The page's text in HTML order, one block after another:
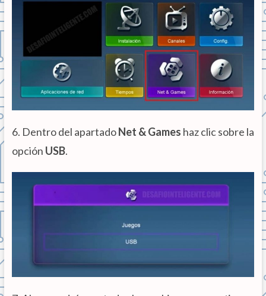
6. Dentro del apartadoNet & Games haz clic sobre la
opción USB.